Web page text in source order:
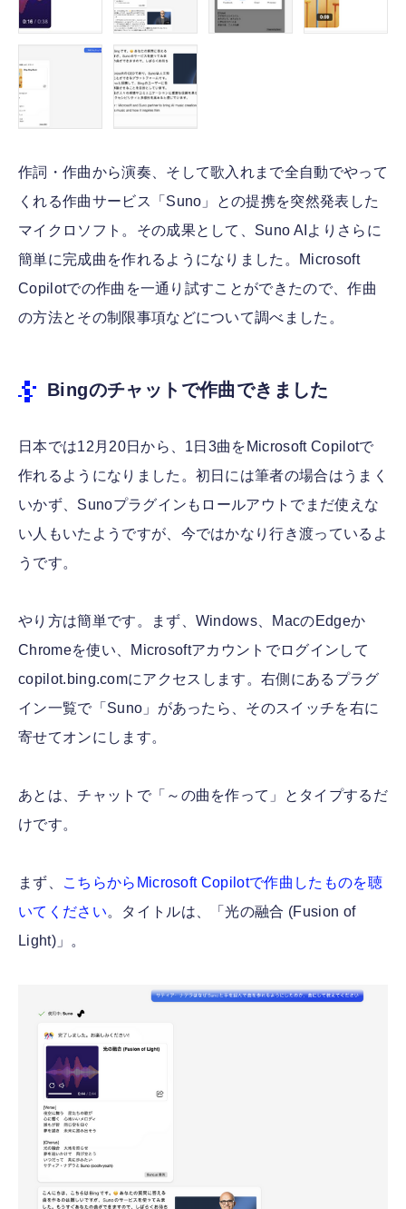
作詞・作曲から演奏、そして歌入れまで全自動でやって
くれる作曲サービス「Suno」との提携を突然発表した
マイクロソフト。その成果として、Suno AIよりさらに
簡単に完成曲を作れるようになりました。Microsoft
Copilotでの作曲を一通り試すことができたので、作曲
の方法とその制限事項などについて調べました。
Bingのチャットで作曲できました
日本では12月20日から、1日3曲をMicrosoft Copilotで
作れるようになりました。初日には筆者の場合はうまく
いかず、Sunoプラグインもロールアウトでまだ使えな
い人もいたようですが、今ではかなり行き渡っているよ
うです。
やり方は簡単です。まず、Windows、MacのEdgeか
Chromeを使い、Microsoftアカウントでログインして
copilot.bing.comにアクセスします。右側にあるプラグ
イン一覧で「Suno」があったら、そのスイッチを右に
寄せてオンにします。
あとは、チャットで「～の曲を作って」とタイプするだ
けです。
まず、
こちらからMicrosoft Copilotで作曲したものを聴
いてください。タイトルは、「光の融合 (Fusion of
Light)」。